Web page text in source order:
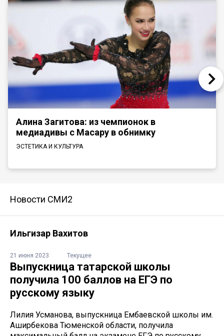
Алина Загитова: из чемпионок в
медиадивы с Масару в обнимку
ЭСТЕТИКА И КУЛЬТУРА
Новости СМИ2
Ильгизар Вахитов
21 июня 2023 Текущее
Выпускница татарской школы
получила 100 баллов на ЕГЭ по
русскому языку
Лилия Усманова, выпускница Ембаевской школы им.
Аширбекова Тюменской области, получила